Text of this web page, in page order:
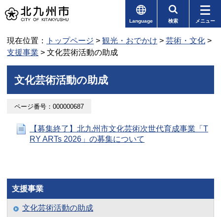
Language 検索 メニュー
現在位置： トップページ > 観光・おでかけ > 芸術・文化 >
支援事業 > 文化芸術活動の助成
文化芸術活動の助成
ページ番号：000000687
【募集終了】北九州市文化芸術次世代育成事業「T
RY ARTs 2026」の募集について
支援事業
文化芸術活動の助成